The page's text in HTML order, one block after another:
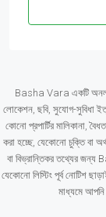
Basha Vara একটি অনলাইন
লোকেশন, ছবি, সুযোগ-সুবিধা
কোনো প্রপার্টির মালিকানা,
করা হচ্ছে, যেকোনো চুক্তি বা
বা বিভ্রান্তিকর তথ্যের
যেকোনো লিস্টিং পূর্ব নোটিশ
মাধ্যমে